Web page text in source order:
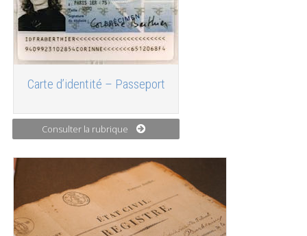
Carte d’identité – Passeport
Consulter la rubrique